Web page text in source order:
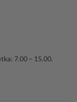
7.00 – 15.00.